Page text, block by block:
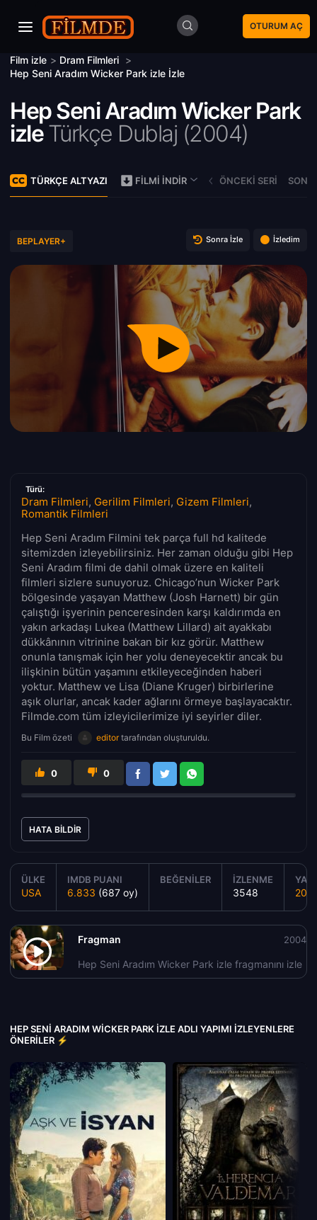
OTURUM AÇ
Film izle > Dram Filmleri >
Hep Seni Aradım Wicker Park izle İzle
Hep Seni Aradım Wicker Park
izleTürkçe Dublaj (2004)
TÜRKÇE ALTYAZI FILMI İNDIR ÖNCEKI SERI
BEPLAYER+ Sonra İzle İzledim
Türü:
Dram Filmleri, Gerilim Filmleri, Gizem Filmleri,
Romantik Filmleri
Hep Seni Aradım Filmini tek parça full hd kalitede
sitemizden izleyebilirsiniz. Her zaman olduğu gibi Hep
Seni Aradım filmi de dahil olmak üzere en kaliteli
filmleri sizlere sunuyoruz. Chicago’nun Wicker Park
bölgesinde yaşayan Matthew (Josh Harnett) bir gün
çalıştığı işyerinin penceresinden karşı kaldırımda en
yakın arkadaşı Lukea (Matthew Lillard) ait ayakkabı
dükkânının vitrinine bakan bir kız görür. Matthew
onunla tanışmak için her yolu deneyecektir ancak bu
ilişkinin bütün yaşamını etkileyeceğinden haberi
yoktur. Matthew ve Lisa (Diane Kruger) birbirlerine
aşık olurlar, ancak kader ağlarını örmeye başlayacaktır.
Filmde.com tüm izleyicilerimize iyi seyirler diler.
Bu Film özeti editortarafından oluşturuldu.
0 0
HATA BILDIR
ÜLKE
USA
IMDB PUANI
6.833 (687 oy)
BEĞENILER İZLENME
3548
Fragman
Hep Seni Aradım Wicker Park izle fragmanını izle
2004
HEP SENI ARADIM WICKER PARK IZLE ADLI YAPIMI İZLEYENLERE
ÖNERILER ⚡